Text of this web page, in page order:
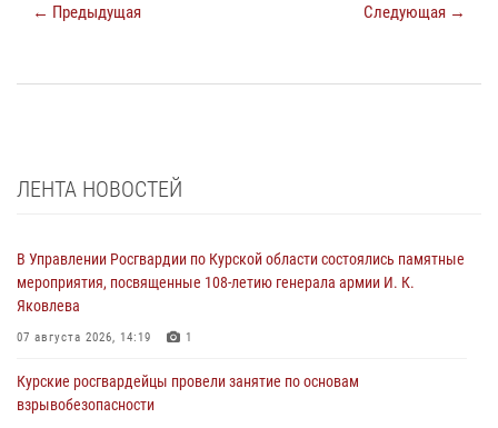
← Предыдущая Следующая →
ЛЕНТА НОВОСТЕЙ
В Управлении Росгвардии по Курской области состоялись памятные
мероприятия, посвященные 108-летию генерала армии И. К.
Яковлева
07 августа 2026, 14:19 1
Курские росгвардейцы провели занятие по основам
взрывобезопасности